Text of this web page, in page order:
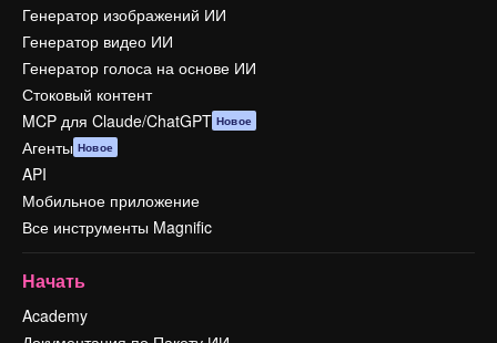
Генератор изображений ИИ
Генератор видео ИИ
Генератор голоса на основе ИИ
Стоковый контент
MCP для Claude/ChatGPT Новое
Агенты Новое
API
Мобильное приложение
Все инструменты Magnific
Начать
Academy